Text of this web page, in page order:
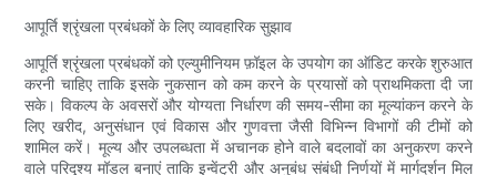
आपूर्ति श्रृंखला प्रबंधकों के लिए व्यावहारिक सुझाव
आपूर्ति श्रृंखला प्रबंधकों को एल्युमीनियम फ़ॉइल के उपयोग का ऑडिट करके शुरुआत
करनी चाहिए ताकि इसके नुकसान को कम करने के प्रयासों को प्राथमिकता दी जा
सके। विकल्प के अवसरों और योग्यता निर्धारण की समय-सीमा का मूल्यांकन करने के
लिए खरीद, अनुसंधान एवं विकास और गुणवत्ता जैसी विभिन्न विभागों की टीमों को
शामिल करें। मूल्य और उपलब्धता में अचानक होने वाले बदलावों का अनुकरण करने
वाले परिदृश्य मॉडल बनाएं ताकि इन्वेंट्री और अनुबंध संबंधी निर्णयों में मार्गदर्शन मिल